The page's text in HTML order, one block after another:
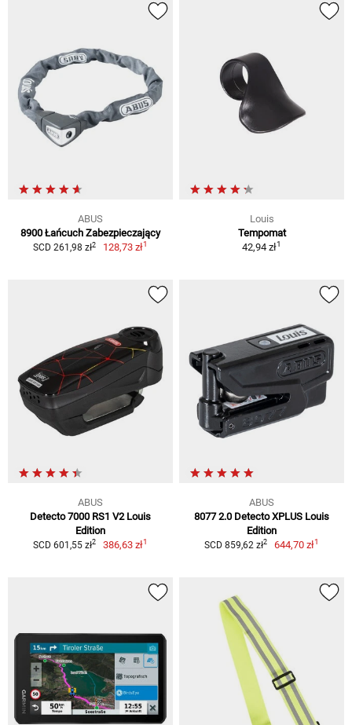
ABUS
8900 Łańcuch Zabezpieczający
SCD 261,98 zł2 128,73 zł1
Louis
Tempomat
42,94 zł1
ABUS
Detecto 7000 RS1 V2 Louis
Edition
SCD 601,55 zł2 386,63 zł1
ABUS
8077 2.0 Detecto XPLUS Louis
Edition
SCD 859,62 zł2 644,70 zł1